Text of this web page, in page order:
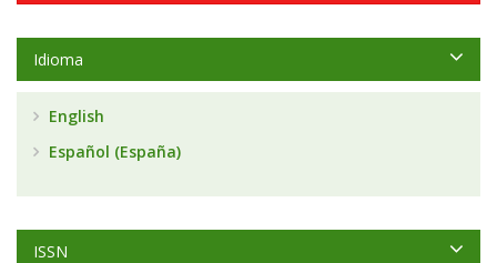
Idioma
English
Español (España)
ISSN